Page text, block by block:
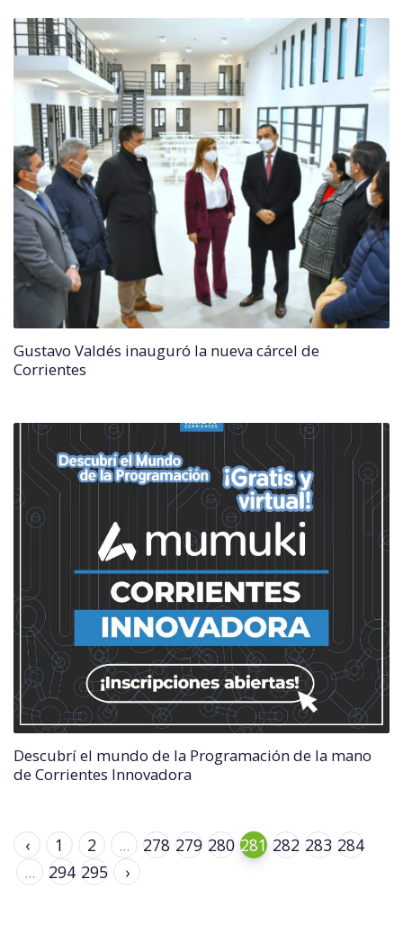
Gustavo Valdés inauguró la nueva cárcel de
Corrientes
Descubrí el mundo de la Programación de la mano
de Corrientes Innovadora
‹ 1 2 ... 278 279 280 281 282 283 284
...
294 295 ›